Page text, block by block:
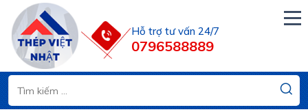
Hỗ trợ tư vấn 24/7
0796588889